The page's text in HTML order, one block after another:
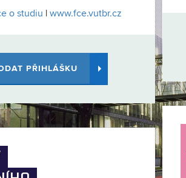
o studiu www.fce.vutbr.cz
PŘIHLÁŠKU